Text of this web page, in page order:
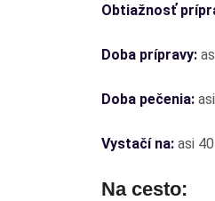
Obtiažnosť
Doba prípravy:
Doba pečenia:
Vystačí na: asi
Na cesto: